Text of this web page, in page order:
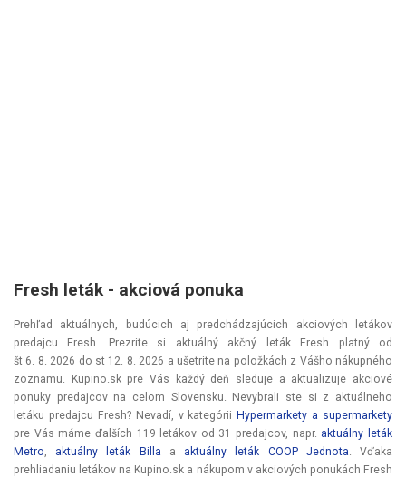
Fresh leták - akciová ponuka
Prehľad aktuálnych, budúcich aj predchádzajúcich akciových letákov
predajcu Fresh. Prezrite si aktuálný akčný leták Fresh platný od
št 6. 8. 2026 do st 12. 8. 2026 a ušetrite na položkách z Vášho nákupného
zoznamu. Kupino.sk pre Vás každý deň sleduje a aktualizuje akciové
ponuky predajcov na celom Slovensku. Nevybrali ste si z aktuálneho
letáku predajcu Fresh? Nevadí, v kategórii Hypermarkety a supermarkety
pre Vás máme ďalších 119 letákov od 31 predajcov, napr. aktuálny leták
Metro, aktuálny leták Billa a aktuálny leták COOP Jednota. Vďaka
prehliadaniu letákov na Kupino.sk a nákupom v akciových ponukách Fresh